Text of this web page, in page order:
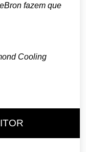
fazem que
Cooling